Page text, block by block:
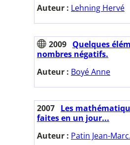
Auteur : Lehning Hervé
2009 Quelques
nombres négatifs.
Auteur : Boyé Anne
2007 Les
faites en un jour...
Auteur : Patin Jean-